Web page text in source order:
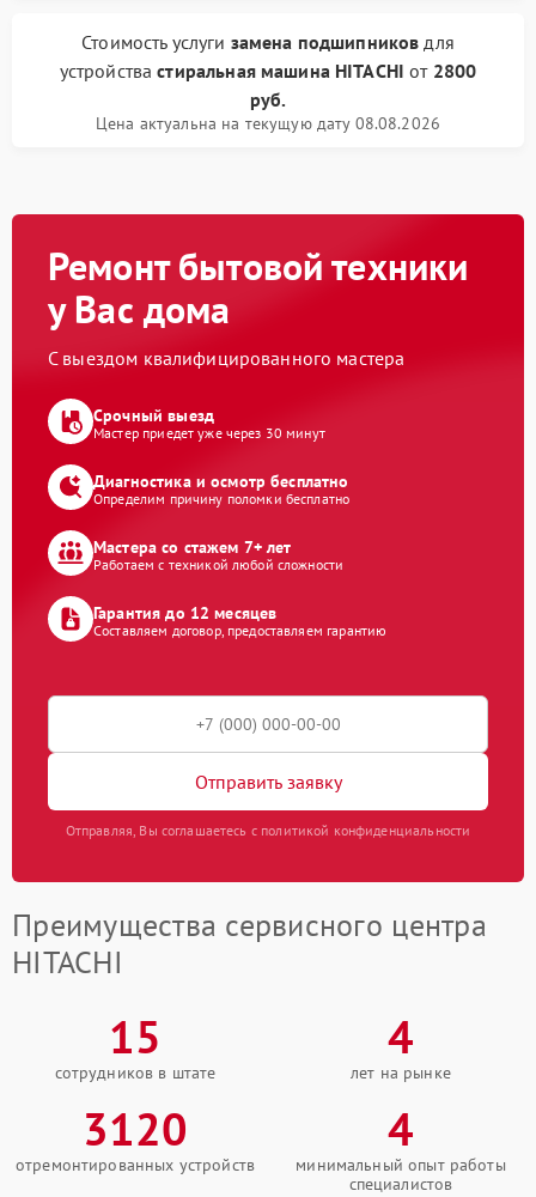
Стоимость услуги замена подшипников для
устройствастиральная машина HITACHI от 2800
руб.
Цена актуальна на текущую дату 08.08.2026
Ремонт бытовой техники
у Вас дома
С выездом квалифицированного мастера
Срочный выезд
Мастер приедет уже через 30 минут
Диагностика и осмотр бесплатно
Определим причину поломки бесплатно
Мастера со стажем 7+ лет
Работаем с техникой любой сложности
Гарантия до 12 месяцев
Составляем договор, предоставляем гарантию
Отправить заявку
Отправляя, Вы соглашаетесь с политикой конфиденциальности
Преимущества сервисного центра
HITACHI
15
сотрудников в штате
4
лет на рынке
3120
отремонтированных устройств
4
минимальный опыт работы
специалистов